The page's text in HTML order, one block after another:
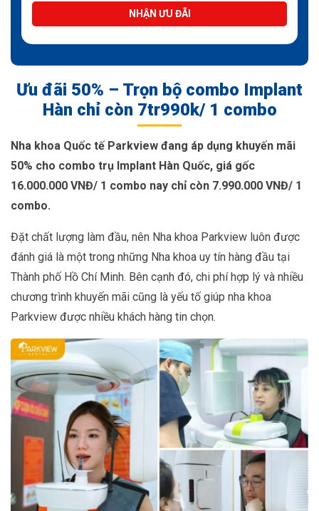
NHẬN ƯU ĐÃI
Ưu đãi 50% – Trọn bộ combo Implant
Hàn chỉ còn 7tr990k/ 1 combo
Nha khoa Quốc tế Parkview đang áp dụng khuyến mãi
50% cho combo trụ Implant Hàn Quốc, giá gốc
16.000.000 VNĐ/ 1 combo nay chỉ còn 7.990.000 VNĐ/ 1
combo.
Đặt chất lượng làm đầu, nên Nha khoa Parkview luôn được
đánh giá là một trong những Nha khoa uy tín hàng đầu tại
Thành phố Hồ Chí Minh. Bên cạnh đó, chi phí hợp lý và nhiều
chương trình khuyến mãi cũng là yếu tố giúp nha khoa
Parkview được nhiều khách hàng tin chọn.